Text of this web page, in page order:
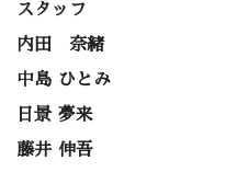
スタッフ
内田 奈緒
中島 ひとみ
日景 夢来
藤井 伸吾